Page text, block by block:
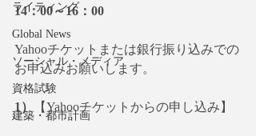
ライティング
Global News
ソーシャル・メディア
資格試験
建築・都市計画
14：00～16：00
Yahooチケットまたは銀行振り込みでの
お申込みお願いします。
1） 【Yahooチケットからの申し込み】